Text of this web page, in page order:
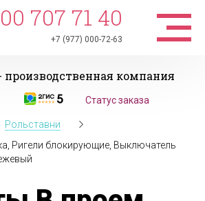
707 71 40
+7 (977) 000-72-63
компания
Статус заказа
Рольставни
Ригели блокирующие, Выключатель